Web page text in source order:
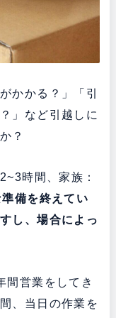
かかる？」「引
」など引越しに
？
時間、家族：
備を終えてい
し、場合によっ
間営業をしてき
、当日の作業を